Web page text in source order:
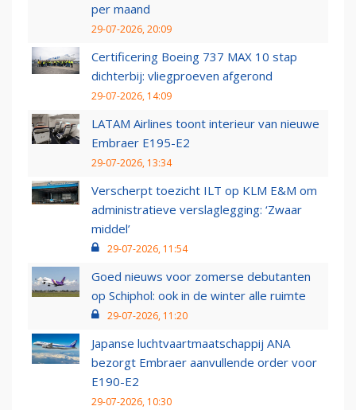
per maand
29-07-2026, 20:09
Certificering Boeing 737 MAX 10 stap
dichterbij: vliegproeven afgerond
29-07-2026, 14:09
LATAM Airlines toont interieur van nieuwe
Embraer E195-E2
29-07-2026, 13:34
Verscherpt toezicht ILT op KLM E&M om
administratieve verslaglegging: ‘Zwaar
middel’
29-07-2026, 11:54
Goed nieuws voor zomerse debutanten
op Schiphol: ook in de winter alle ruimte
29-07-2026, 11:20
Japanse luchtvaartmaatschappij ANA
bezorgt Embraer aanvullende order voor
E190-E2
29-07-2026, 10:30